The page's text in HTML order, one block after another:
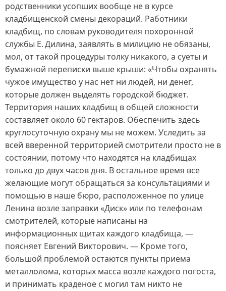
родственники усопших вообще не в курсе
кладбищенской смены декораций. Работники
кладбищ, по словам руководителя похоронной
службы Е. Дилина, заявлять в милицию не обязаны,
мол, от такой процедуры толку никакого, а суеты и
бумажной переписки выше крыши: «Чтобы охранять
чужое имущество у нас нет ни людей, ни денег,
которые должен выделять городской бюджет.
Территория наших кладбищ в общей сложности
составляет около 60 гектаров. Обеспечить здесь
круглосуточную охрану мы не можем. Уследить за
всей вверенной территорией смотрители просто не в
состоянии, потому что находятся на кладбищах
только до двух часов дня. В остальное время все
желающие могут обращаться за консультациями и
помощью в наше бюро, расположенное по улице
Ленина возле заправки «Диск» или по телефонам
смотрителей, которые написаны на
информационных щитах каждого кладбища, —
поясняет Евгений Викторович. — Кроме того,
большой проблемой остаются пункты приема
металлолома, которых масса возле каждого погоста,
и принимать краденое с могил там никто не